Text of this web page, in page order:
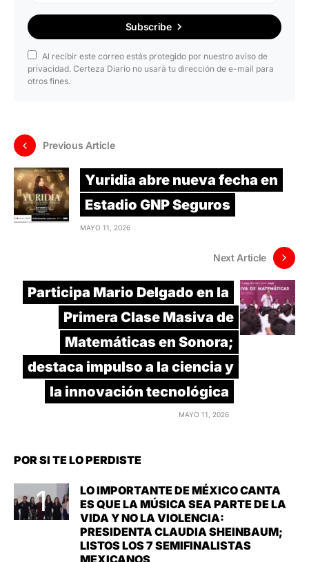
Subscribe
Al recibir este correo estás protegido por nuestro aviso de
privacidad. Certeza Diario no usará tu dirección de e-mail para
otros fines.
Previous Article
Yuridia abre nueva fecha en
Estadio GNP Seguros
MAYO 11, 2026
Next Article
Participa Mario Delgado en la
Primera Clase Masiva de
Matemáticas en Sonora;
destaca impulso a la ciencia y
la innovación tecnológica
MAYO 11, 2026
POR SI TE LO PERDISTE
LO IMPORTANTE DE MÉXICO CANTA
ES QUE LA MÚSICA SEA PARTE DE LA
VIDA Y NO LA VIOLENCIA:
PRESIDENTA CLAUDIA SHEINBAUM;
LISTOS LOS 7 SEMIFINALISTAS
MEXICANOS